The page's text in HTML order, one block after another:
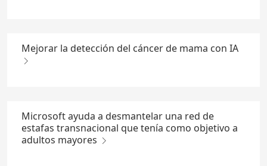
Mejorar la detección del cáncer de mama con IA
Microsoft ayuda a desmantelar una red de
estafas transnacional que tenía como objetivo a
adultos mayores